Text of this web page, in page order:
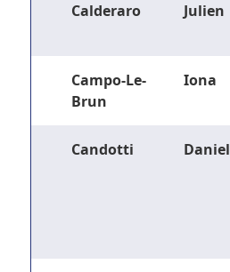
Calderaro Julien
Campo-Le-
Brun
Iona
Candotti Daniel